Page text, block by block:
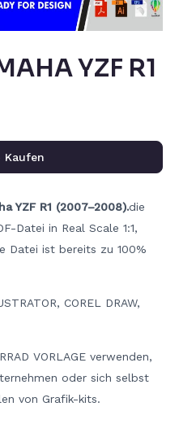
YZF R1
YZF R1 (2007–2008).die
Datei in Real Scale 1:1,
Datei ist bereits zu 100%
COREL DRAW,
VORLAGE verwenden,
oder sich selbst
von Grafik-kits.
Kaufen